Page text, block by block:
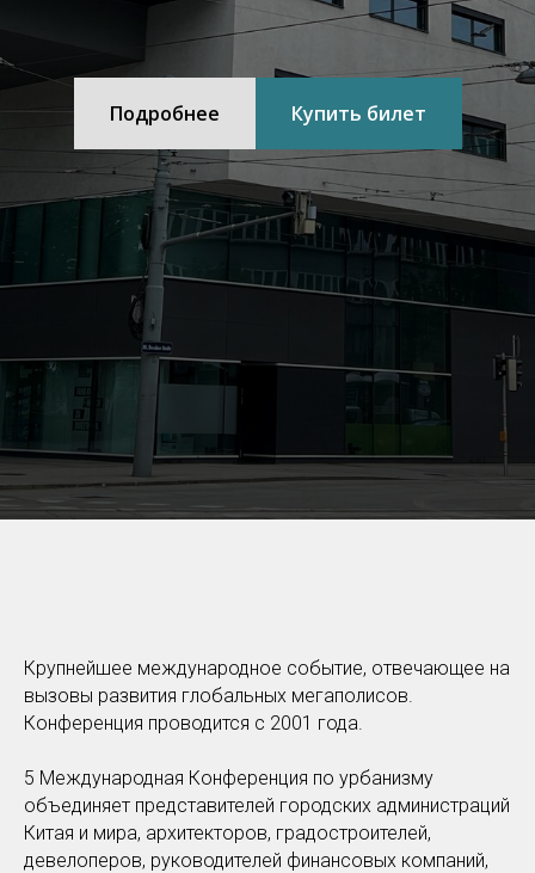
Подробнее Купить билет
Крупнейшее международное событие, отвечающее на
вызовы развития глобальных мегаполисов.
Конференция проводится с 2001 года.
5 Международная Конференция по урбанизму
объединяет представителей городских администраций
Китая и мира, архитекторов, градостроителей,
девелоперов, руководителей финансовых компаний,